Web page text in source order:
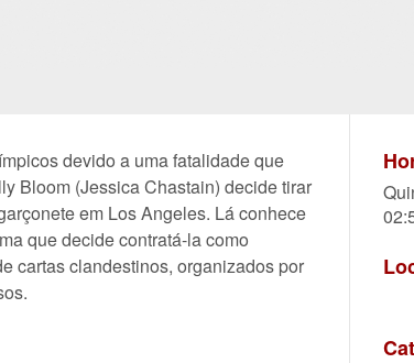
devido a uma fatalidade que
Bloom (Jessica Chastain) decide tirar
em Los Angeles. Lá conhece
que decide contratá-la como
cartas clandestinos, organizados por